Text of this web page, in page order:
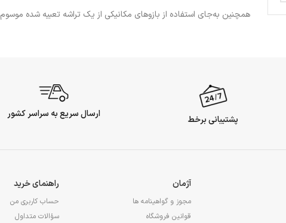
همچنین به‌جای استفاده از بازوهای مکانیکی از یک تراشه تعبیه شده
پشتیبانی برخط ارسال سریع به سراسر کشور
آژمان
مجوز و گواهینامه ها
قوانین فروشگاه
راهنمای خرید
حساب کاربری من
سؤالات متداول